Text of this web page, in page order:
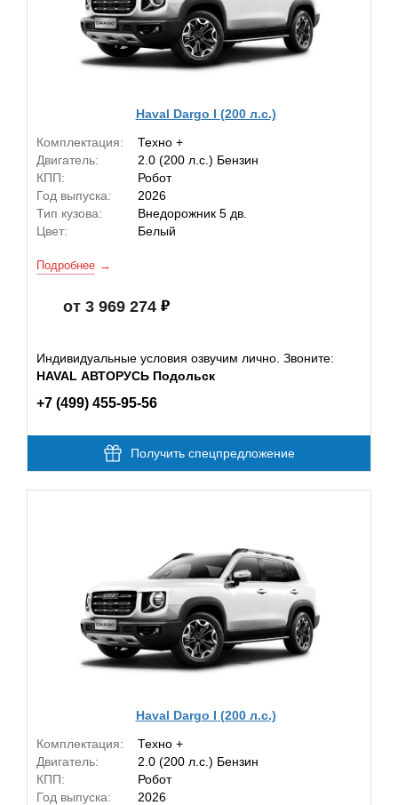
Haval Dargo I (200 л.с.)
Комплектация:
Техно +
Двигатель:
2.0 (200 л.с.) Бензин
КПП:
Робот
Год выпуска:
2026
Тип кузова:
Внедорожник 5 дв.
Цвет:
Белый
Подробнее
от 3 969 274
Индивидуальные условия озвучим лично. Звоните:
HAVAL АВТОРУСЬ Подольск
+7 (499) 455-95-56
Получить спецпредложение
Haval Dargo I (200 л.с.)
Комплектация:
Техно +
Двигатель:
2.0 (200 л.с.) Бензин
КПП:
Робот
Год выпуска:
2026